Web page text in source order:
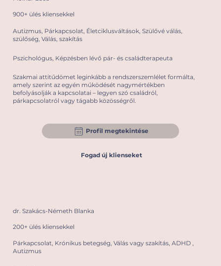
900+ ülés kliensekkel
Autizmus, Párkapcsolat, Életciklusváltások, Szülővé válás,
szülőség, Válás, szakítás
Pszichológus, Képzésben lévő pár- és családterapeuta
Szakmai attitűdömet leginkább a rendszerszemlélet formálta,
amely szerint az egyén működését nagymértékben
befolyásolják a kapcsolatai – legyen szó családról,
párkapcsolatról vagy tágabb közösségről.
Profil megtekintése
Fogad új klienseket
dr. Szakács-Németh Blanka
200+ ülés kliensekkel
Párkapcsolat, Krónikus betegség, Válás vagy szakítás, ADHD ,
Autizmus